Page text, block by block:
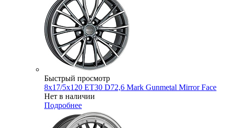
Быстрый просмотр
8x17/5x120 ET30 D72,6 Mark Gunmetal Mirror Face
Нет в наличии
Подробнее